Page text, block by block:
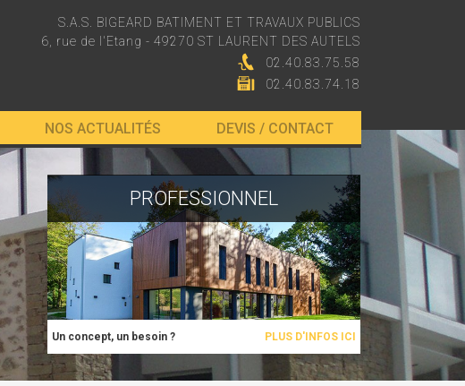
S.A.S. BIGEARD BATIMENT ET TRAVAUX PUBLICS
6, rue de l'Etang - 49270 ST LAURENT DES AUTELS
02.40.83.75.58
02.40.83.74.18
NOS ACTUALITÉS DEVIS / CONTACT
PROFESSIONNEL
Un concept, un besoin ? PLUS D'INFOS ICI